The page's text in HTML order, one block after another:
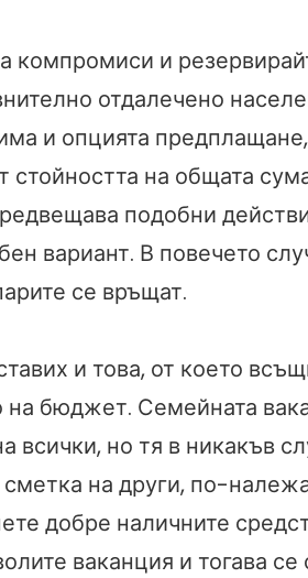
компромиси и
отдалечено
и опцията
стойността на общата
подобни
вариант. В повечето
се връщат.
и това, от което
бюджет. Семейната
всички, но тя в никакъв
на други, по-
добре наличните
ваканция и тогава